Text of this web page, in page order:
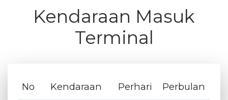
Kendaraan Masuk
Terminal
No Kendaraan Perhari Perbulan